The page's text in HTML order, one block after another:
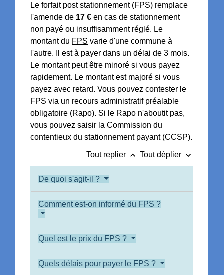
Le forfait post stationnement (FPS) remplace
l'amende de 17 € en cas de stationnement
non payé ou insuffisamment réglé. Le
montant du FPS varie d'une commune à
l'autre. Il est à payer dans un délai de 3 mois.
Le montant peut être minoré si vous payez
rapidement. Le montant est majoré si vous
payez avec retard. Vous pouvez contester le
FPS via un recours administratif préalable
obligatoire (Rapo). Si le Rapo n'aboutit pas,
vous pouvez saisir la Commission du
contentieux du stationnement payant (CCSP).
Tout replier keyboard_arrow_up Tout déplier keyboard_arrow_down
De quoi s'agit-il ?
Comment est-on informé du FPS ?
Quel est le prix du FPS ?
Quels délais pour payer le FPS ?